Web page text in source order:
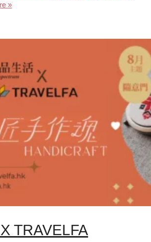
»
TRAVELFA